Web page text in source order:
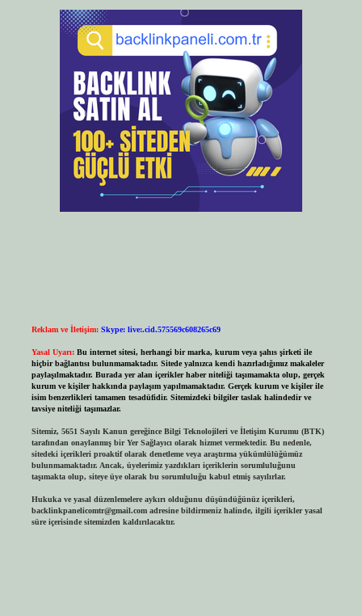
Reklam ve İletişim: Skype: live:.cid.575569c608265c69
Yasal Uyarı: Bu internet sitesi, herhangi bir marka, kurum veya şahıs şirketi ile
hiçbir bağlantısı bulunmamaktadır. Sitede yalnızca kendi hazırladığımız makaleler
paylaşılmaktadır. Burada yer alan içerikler haber niteliği taşımamakta olup, gerçek
kurum ve kişiler hakkında paylaşım yapılmamaktadır. Gerçek kurum ve kişiler ile
isim benzerlikleri tamamen tesadüfidir. Sitemizdeki bilgiler taslak halindedir ve
tavsiye niteliği taşımazlar.
Sitemiz, 5651 Sayılı Kanun gereğince Bilgi Teknolojileri ve İletişim Kurumu (BTK)
tarafından onaylanmış bir Yer Sağlayıcı olarak hizmet vermektedir. Bu nedenle,
sitedeki içerikleri proaktif olarak denetleme veya araştırma yükümlülüğümüz
bulunmamaktadır. Ancak, üyelerimiz yazdıkları içeriklerin sorumluluğunu
taşımakta olup, siteye üye olarak bu sorumluluğu kabul etmiş sayılırlar.
Hukuka ve yasal düzenlemelere aykırı olduğunu düşündüğünüz içerikleri,
backlinkpanelicomtr@gmail.comadresine bildirmeniz halinde, ilgili içerikler yasal
süre içerisinde sitemizden kaldırılacaktır.